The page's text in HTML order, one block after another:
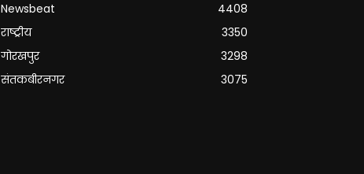
Newsbeat
4408
राष्ट्रीय
3350
गोरखपुर
3298
संतकबीरनगर
3075